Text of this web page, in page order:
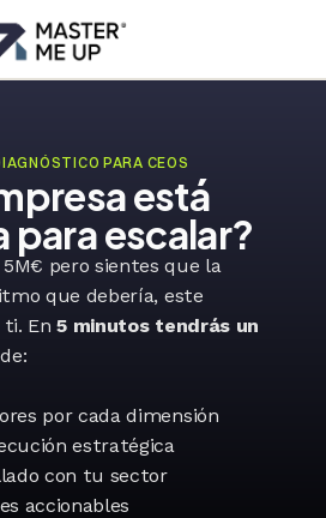
PARA CEOS
está
para escalar?
pero sientes que la
que debería, este
ti. En 5 minutos tendrás un
por cada dimensión
estratégica
con tu sector
accionables